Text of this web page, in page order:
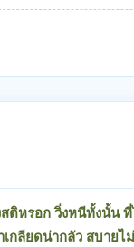
ติหรอก วิ่งหนีทั้งนั้น
กลียดน่ากลัว สบาย